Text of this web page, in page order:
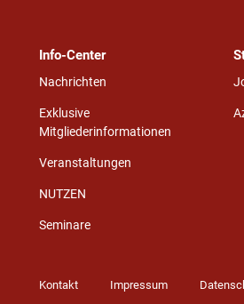
Info-Center
Nachrichten
Exklusive
Mitgliederinformationen
Veranstaltungen
NUTZEN
Seminare
Kontakt Impressum